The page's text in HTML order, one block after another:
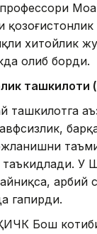
хитойлик
олиб борди.
ташкилоти
ташкилотга
таъкидлади. У
ҳарбий
гапирди.
Бош